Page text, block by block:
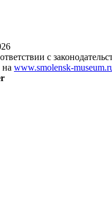
с
www.smolensk-